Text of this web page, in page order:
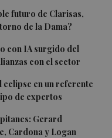
futuro de Clarisas,
de la Dama?
con IA surgido del
con el sector
en un referente
de expertos
Gerard
Cardona y Logan